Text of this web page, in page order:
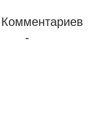
Комментариев
-